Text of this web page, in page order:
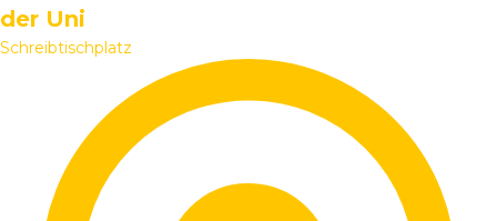
der Uni
Schreibtischplatz